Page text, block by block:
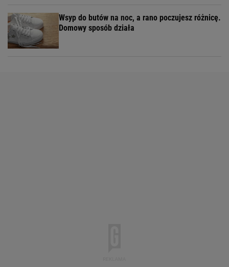
Wsyp do butów na noc, a rano poczujesz różnicę.
Domowy sposób działa